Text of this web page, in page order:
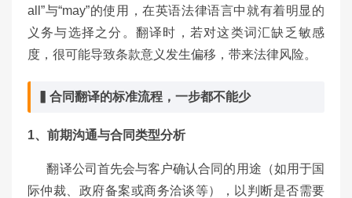
all”与“may”的使用，在英语法律语言中就有着明显的
义务与选择之分。翻译时，若对这类词汇缺乏敏感
度，很可能导致条款意义发生偏移，带来法律风险。
▍合同翻译的标准流程，一步都不能少
1、前期沟通与合同类型分析
翻译公司首先会与客户确认合同的用途（如用于国
际仲裁、政府备案或商务洽谈等），以判断是否需要